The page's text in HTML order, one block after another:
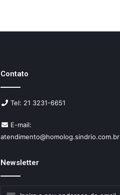
Contato
Tel: 21 3231-6651
E-mail:
atendimento@homolog.sindrio.com.br
Newsletter